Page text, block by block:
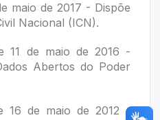
maio de 2017 - Dispõe
Nacional (ICN).
11 de maio de 2016 -
Abertos do Poder
16 de maio de 2012 -